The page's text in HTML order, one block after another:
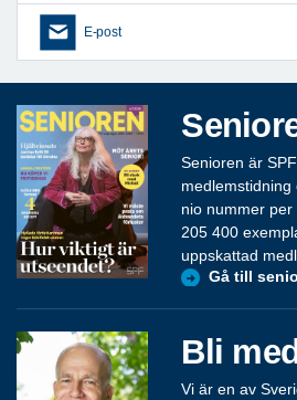
E-post
Senioren är
nio nummer
205 400
uppskattad
Gå till
Bli
Vi är en av